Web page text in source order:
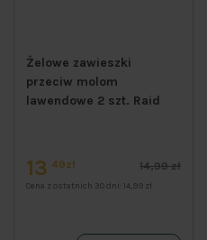
Żelowe zawieszki
przeciw molom
lawendowe 2 szt. Raid
13 49zł 14,99 zł
Cena z ostatnich 30 dni: 14,99 zł